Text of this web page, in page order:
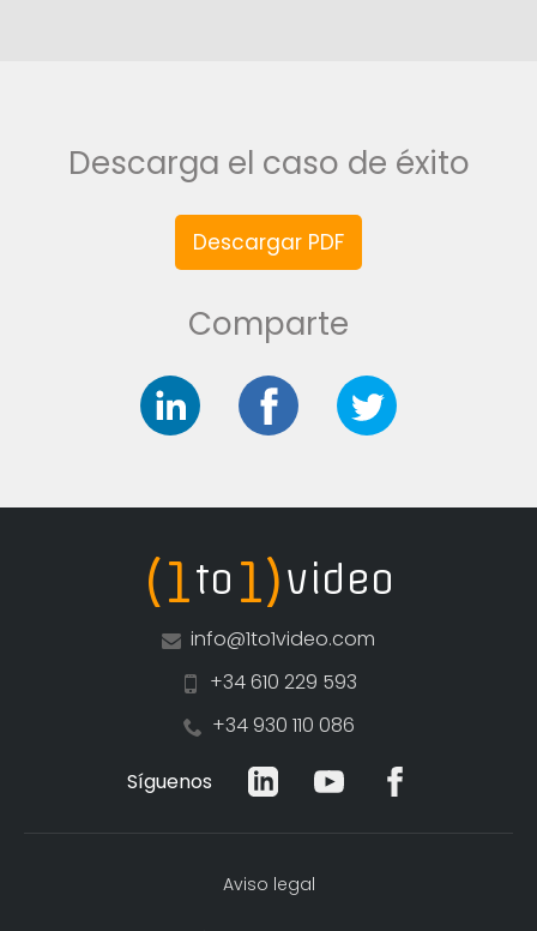
Descarga el caso de éxito
Descargar PDF
Comparte
(1to 1)video
info@1to1video.com
+34 610 229 593
+34 930 110 086
Síguenos
Aviso legal